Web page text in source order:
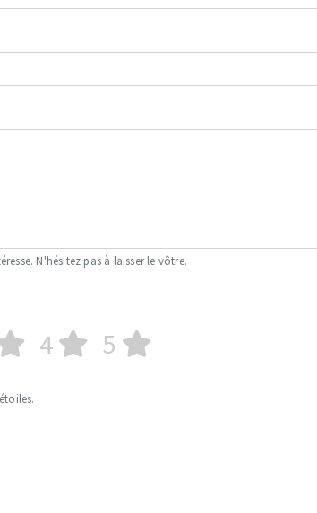
N'hésitez pas à laisser le vôtre.
4 5